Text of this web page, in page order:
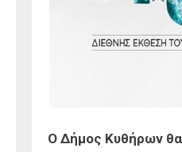
Ο Δήμος Κυθήρων θα